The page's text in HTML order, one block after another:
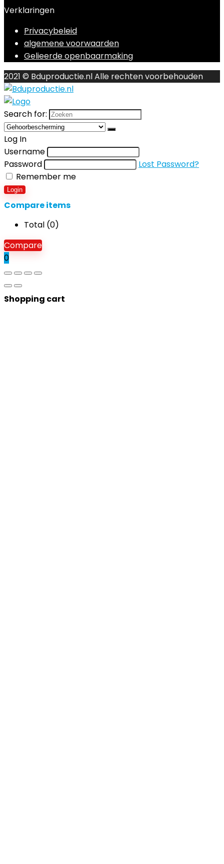
Verklaringen
Privacybeleid
algemene voorwaarden
Gelieerde openbaarmaking
2021 © Bduproductie.nl Alle rechten voorbehouden
Search for:
Log In
Username
Password
Lost Password?
Remember me
Login
Compare items
Total (0)
Compare
0
Shopping cart